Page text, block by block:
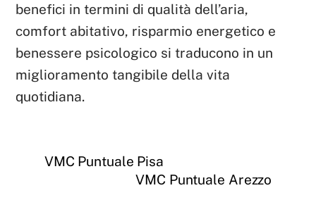
benefici in termini di qualità dell’aria,
comfort abitativo, risparmio energetico e
benessere psicologico si traducono in un
miglioramento tangibile della vita
quotidiana.
VMC Puntuale Pisa
VMC Puntuale Arezzo